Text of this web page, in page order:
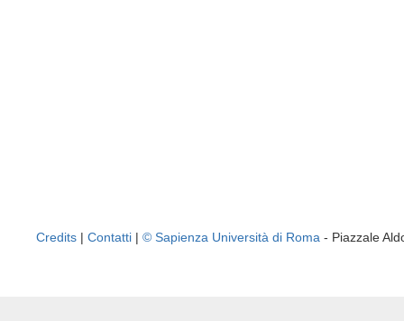
Credits | Contatti | © Sapienza Università di Roma - Piazzale